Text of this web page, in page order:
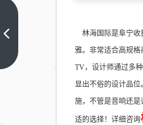
林海国际是阜宁收
雅。非常适合高规
TV，设计师通过多
显出不俗的设计品
施，不管是音响还
适的选择！详细咨询